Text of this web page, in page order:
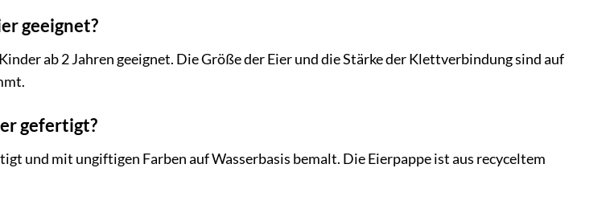
geeignet?
ab 2 Jahren geeignet. Die Größe der Eier und die Stärke der Klettverbindung sind auf
gefertigt?
und mit ungiftigen Farben auf Wasserbasis bemalt. Die Eierpappe ist aus recyceltem